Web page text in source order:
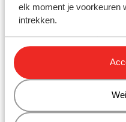
elk moment je voorkeuren
intrekken.
Pegasus
Oui,
Oui,
Oui,